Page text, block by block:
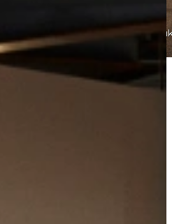
kortingen!
tegen